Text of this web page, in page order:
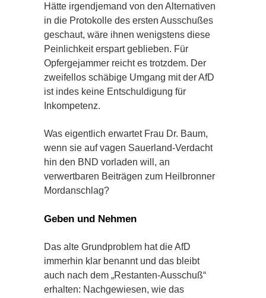
Hätte irgendjemand von den Alternativen
in die Protokolle des ersten Ausschußes
geschaut, wäre ihnen wenigstens diese
Peinlichkeit erspart geblieben. Für
Opfergejammer reicht es trotzdem. Der
zweifellos schäbige Umgang mit der AfD
ist indes keine Entschuldigung für
Inkompetenz.
Was eigentlich erwartet Frau Dr. Baum,
wenn sie auf vagen Sauerland-Verdacht
hin den BND vorladen will, an
verwertbaren Beiträgen zum Heilbronner
Mordanschlag?
Geben und Nehmen
Das alte Grundproblem hat die AfD
immerhin klar benannt und das bleibt
auch nach dem „Restanten-Ausschuß“
erhalten: Nachgewiesen, wie das